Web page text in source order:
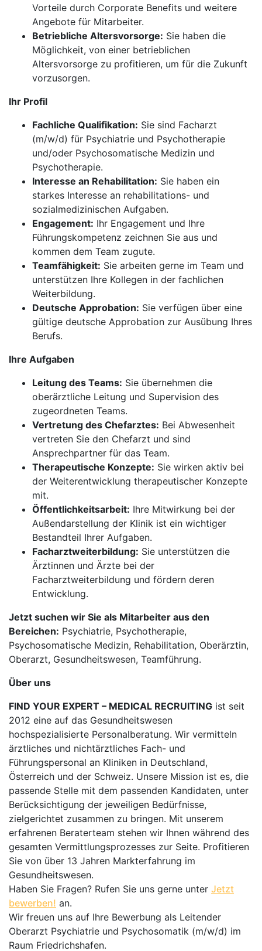
Vorteile durch Corporate Benefits und weitere
Angebote für Mitarbeiter.
Betriebliche Altersvorsorge: Sie haben die
Möglichkeit, von einer betrieblichen
Altersvorsorge zu profitieren, um für die Zukunft
vorzusorgen.
Ihr Profil
Fachliche Qualifikation: Sie sind Facharzt
(m/w/d) für Psychiatrie und Psychotherapie
und/oder Psychosomatische Medizin und
Psychotherapie.
Interesse an Rehabilitation: Sie haben ein
starkes Interesse an rehabilitations- und
sozialmedizinischen Aufgaben.
Engagement: Ihr Engagement und Ihre
Führungskompetenz zeichnen Sie aus und
kommen dem Team zugute.
Teamfähigkeit: Sie arbeiten gerne im Team und
unterstützen Ihre Kollegen in der fachlichen
Weiterbildung.
Deutsche Approbation: Sie verfügen über eine
gültige deutsche Approbation zur Ausübung Ihres
Berufs.
Ihre Aufgaben
Leitung des Teams: Sie übernehmen die
oberärztliche Leitung und Supervision des
zugeordneten Teams.
Vertretung des Chefarztes: Bei Abwesenheit
vertreten Sie den Chefarzt und sind
Ansprechpartner für das Team.
Therapeutische Konzepte: Sie wirken aktiv bei
der Weiterentwicklung therapeutischer Konzepte
mit.
Öffentlichkeitsarbeit: Ihre Mitwirkung bei der
Außendarstellung der Klinik ist ein wichtiger
Bestandteil Ihrer Aufgaben.
Facharztweiterbildung: Sie unterstützen die
Ärztinnen und Ärzte bei der
Facharztweiterbildung und fördern deren
Entwicklung.
Jetzt suchen wir Sie als Mitarbeiter aus den
Bereichen: Psychiatrie, Psychotherapie,
Psychosomatische Medizin, Rehabilitation, Oberärztin,
Oberarzt, Gesundheitswesen, Teamführung.
Über uns
FIND YOUR EXPERT – MEDICAL RECRUITING ist seit
2012 eine auf das Gesundheitswesen
hochspezialisierte Personalberatung. Wir vermitteln
ärztliches und nichtärztliches Fach- und
Führungspersonal an Kliniken in Deutschland,
Österreich und der Schweiz. Unsere Mission ist es, die
passende Stelle mit dem passenden Kandidaten, unter
Berücksichtigung der jeweiligen Bedürfnisse,
zielgerichtet zusammen zu bringen. Mit unserem
erfahrenen Beraterteam stehen wir Ihnen während des
gesamten Vermittlungsprozesses zur Seite. Profitieren
Sie von über 13 Jahren Markterfahrung im
Gesundheitswesen.
Haben Sie Fragen? Rufen Sie uns gerne unter Jetzt
bewerben! an.
Wir freuen uns auf Ihre Bewerbung als Leitender
Oberarzt Psychiatrie und Psychosomatik (m/w/d) im
Raum Friedrichshafen.